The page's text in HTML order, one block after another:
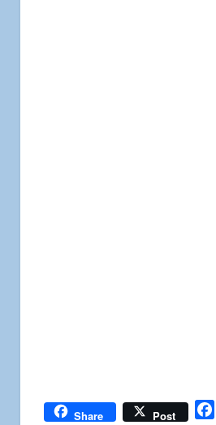
Share Post